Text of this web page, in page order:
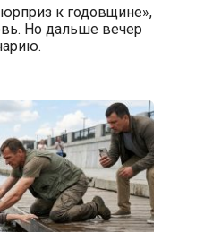
к годовщине»,
Но дальше вечер